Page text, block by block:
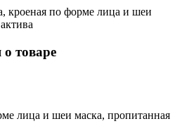
кроеная по форме лица и шеи
товаре
лица и шеи маска, пропитанная